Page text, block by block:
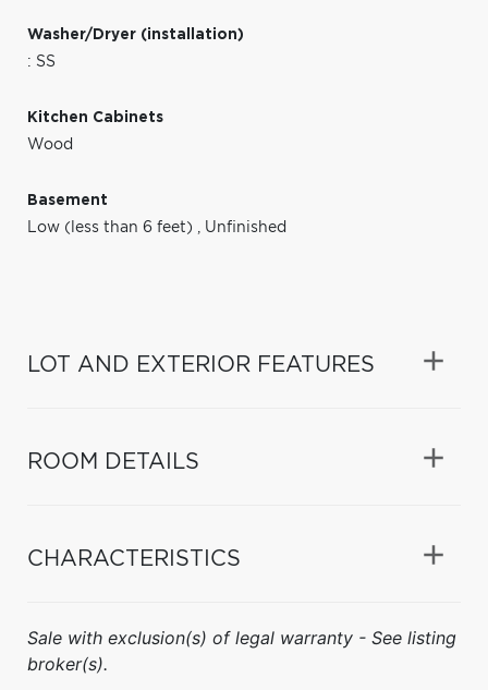
Washer/Dryer (installation)
: SS
Kitchen Cabinets
Wood
Basement
Low (less than 6 feet) , Unfinished
LOT AND EXTERIOR FEATURES
ROOM DETAILS
CHARACTERISTICS
Sale with exclusion(s) of legal warranty - See listing
broker(s).